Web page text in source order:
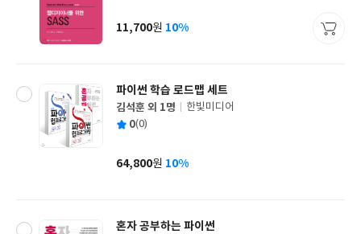
사
가
11,700원 10%
파이썬 학습 로드맵 세트
글
쓴
김석훈 외 1명
출
사
한빛미디어
평 0(0)
가
64,800원 10%
혼자 공부하는 파이썬